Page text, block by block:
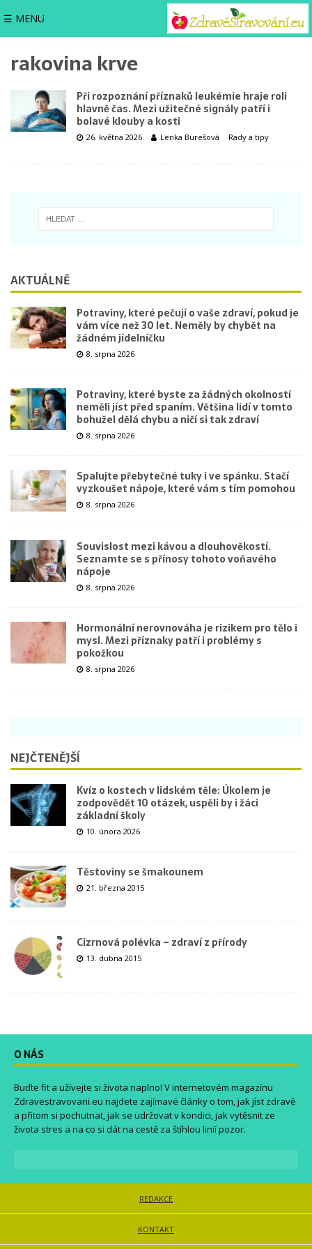
☰ MENU
rakovina krve
Při rozpoznání příznaků leukémie hraje roli
hlavně čas. Mezi užitečné signály patří i
bolavé klouby a kosti
26. května 2026 Lenka Burešová Rady a tipy
AKTUÁLNĚ
Potraviny, které pečují o vaše zdraví, pokud je
vám více než 30 let. Neměly by chybět na
žádném jídelníčku
8. srpna 2026
Potraviny, které byste za žádných okolností
neměli jíst před spaním. Většina lidí v tomto
bohužel dělá chybu a ničí si tak zdraví
8. srpna 2026
Spalujte přebytečné tuky i ve spánku. Stačí
vyzkoušet nápoje, které vám s tím pomohou
8. srpna 2026
Souvislost mezi kávou a dlouhověkostí.
Seznamte se s přínosy tohoto voňavého
nápoje
8. srpna 2026
Hormonální nerovnováha je rizikem pro tělo i
mysl. Mezi příznaky patří i problémy s
pokožkou
8. srpna 2026
NEJČTENĚJŠÍ
Kvíz o kostech v lidském těle: Úkolem je
zodpovědět 10 otázek, uspěli by i žáci
základní školy
10. února 2026
Těstoviny se šmakounem
21. března 2015
Cizrnová polévka – zdraví z přírody
13. dubna 2015
O NÁS
Buďte fit a užívejte si života naplno! V internetovém magazínu
Zdravestravovani.eu najdete zajímavé články o tom, jak jíst zdravě
a přitom si pochutnat, jak se udržovat v kondici, jak vytěsnit ze
života stres a na co si dát na cestě za štíhlou linií pozor.
REDAKCE
KONTAKT